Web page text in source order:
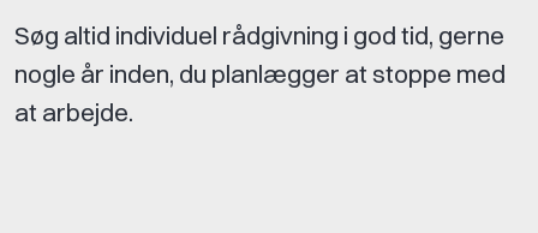
Søg altid individuel rådgivning i god tid, gerne
nogle år inden, du planlægger at stoppe med
at arbejde.